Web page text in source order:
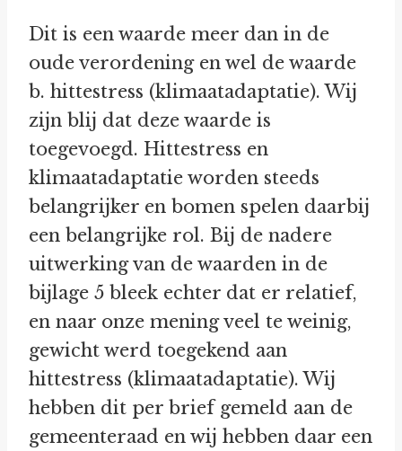
Dit is een waarde meer dan in de
oude verordening en wel de waarde
b. hittestress (klimaatadaptatie). Wij
zijn blij dat deze waarde is
toegevoegd. Hittestress en
klimaatadaptatie worden steeds
belangrijker en bomen spelen daarbij
een belangrijke rol. Bij de nadere
uitwerking van de waarden in de
bijlage 5 bleek echter dat er relatief,
en naar onze mening veel te weinig,
gewicht werd toegekend aan
hittestress (klimaatadaptatie). Wij
hebben dit per brief gemeld aan de
gemeenteraad en wij hebben daar een